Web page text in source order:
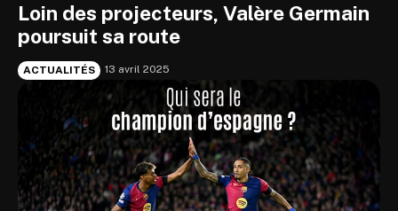
Loin des projecteurs, Valère Germain
poursuit sa route
ACTUALITÉS 13 avril 2025